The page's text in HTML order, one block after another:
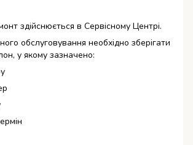
здійснюється в Сервісному Центрі.
обслуговування необхідно зберігати
у якому зазначено: